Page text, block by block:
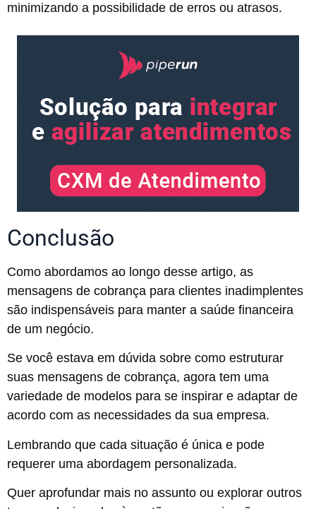
minimizando a possibilidade de erros ou atrasos.
Conclusão
Como abordamos ao longo desse artigo, as
mensagens de cobrança para clientes inadimplentes
são indispensáveis para manter a saúde financeira
de um negócio.
Se você estava em dúvida sobre como estruturar
suas mensagens de cobrança, agora tem uma
variedade de modelos para se inspirar e adaptar de
acordo com as necessidades da sua empresa.
Lembrando que cada situação é única e pode
requerer uma abordagem personalizada.
Quer aprofundar mais no assunto ou explorar outros